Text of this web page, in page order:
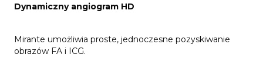
Dynamiczny angiogram HD
Mirante umożliwia proste, jednoczesne pozyskiwanie
obrazów FA i ICG.